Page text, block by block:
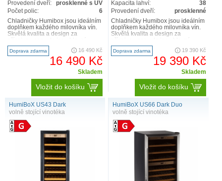
Provedení dveří:
prosklenné s UV
Počet polic:
6
Chladničky Humibox jsou ideálním
doplňkem každého milovníka vín.
Skvělá kvalita a design za
charakteristiky naší značky..
Doprava zdarma 16 490 Kč
16 490 Kč
Skladem
Vložit do košíku
Kapacita lahví:
38
Provedení dveří:
prosklenné
Chladničky Humibox jsou ideálním
doplňkem každého milovníka vín.
Skvělá kvalita a design za
charakteristiky naší značky..
Doprava zdarma 19 390 Kč
19 390 Kč
Skladem
Vložit do košíku
HumiBoX US43 Dark
volně stojící vinotéka
HumiBoX US66 Dark Duo
volně stojící vinotéka